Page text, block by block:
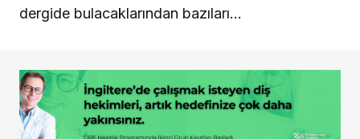
dergide bulacaklarından bazıları…